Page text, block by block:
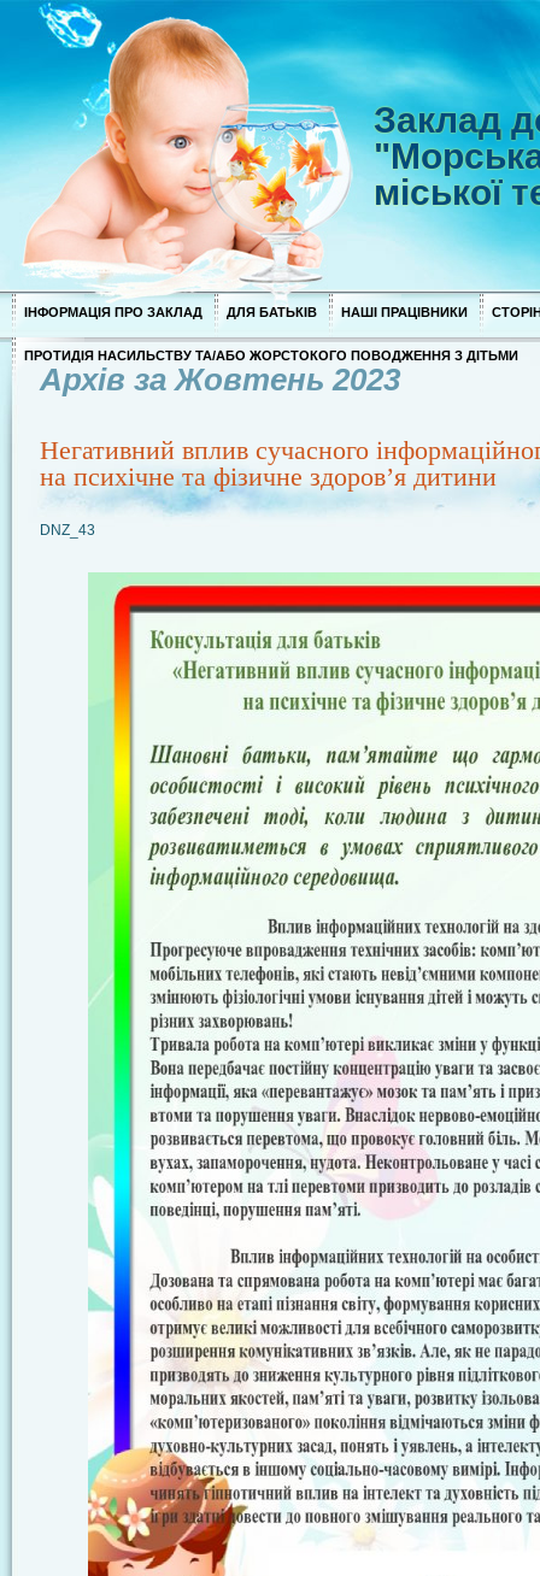
Заклад
міської
ІНФОРМАЦІЯ ПРО ЗАКЛАД ДЛЯ БАТЬКІВ НАШІ ПРАЦІВНИКИ
ПРОТИДІЯ НАСИЛЬСТВУ ТА/АБО ЖОРСТОКОГО ПОВОДЖЕННЯ З ДІТЬМИ
Архів за Жовтень 2023
Негативний вплив сучасного
на психічне та фізичне здоров’я дитини
DNZ_43